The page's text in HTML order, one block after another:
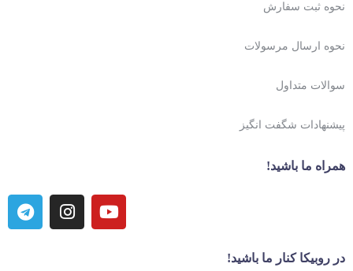
نحوه ثبت سفارش
نحوه ارسال مرسولات
سوالات متداول
پیشنهادات شگفت انگیز
همراه ما باشید!
در روبیکا کنار ما باشید!